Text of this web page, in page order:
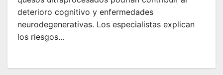
deterioro cognitivo y enfermedades
neurodegenerativas. Los especialistas explican
los riesgos…